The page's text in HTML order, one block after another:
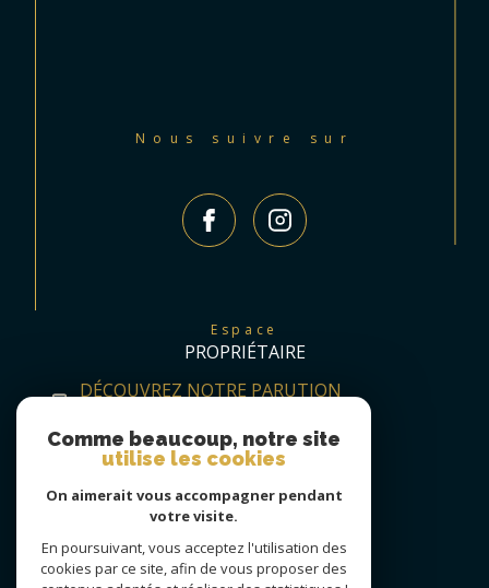
Nous suivre sur
Espace
PROPRIÉTAIRE
DÉCOUVREZ NOTRE PARUTION
Comme beaucoup, notre site
utilise les cookies
On aimerait vous accompagner pendant
votre visite.
En poursuivant, vous acceptez l'utilisation des
cookies par ce site, afin de vous proposer des